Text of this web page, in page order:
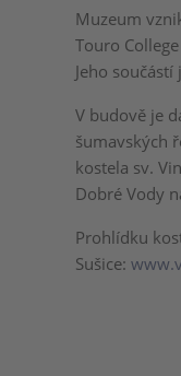
Muzeum
Touro
Jeho
V budově je
šumavských
kostela sv.
Dobré Vody
Prohlídku
Sušice: